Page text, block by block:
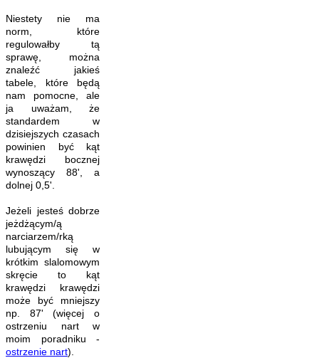
Niestety nie ma
norm, które
regulowałby tą
sprawę, można
znaleźć jakieś
tabele, które będą
nam pomocne, ale
ja uważam, że
standardem w
dzisiejszych czasach
powinien być kąt
krawędzi bocznej
wynoszący 88', a
dolnej 0,5'.
Jeżeli jesteś dobrze
jeżdżącym/ą
narciarzem/rką
lubującym się w
krótkim slalomowym
skręcie to kąt
krawędzi krawędzi
może być mniejszy
np. 87' (więcej o
ostrzeniu nart w
moim poradniku -
ostrzenie nart).